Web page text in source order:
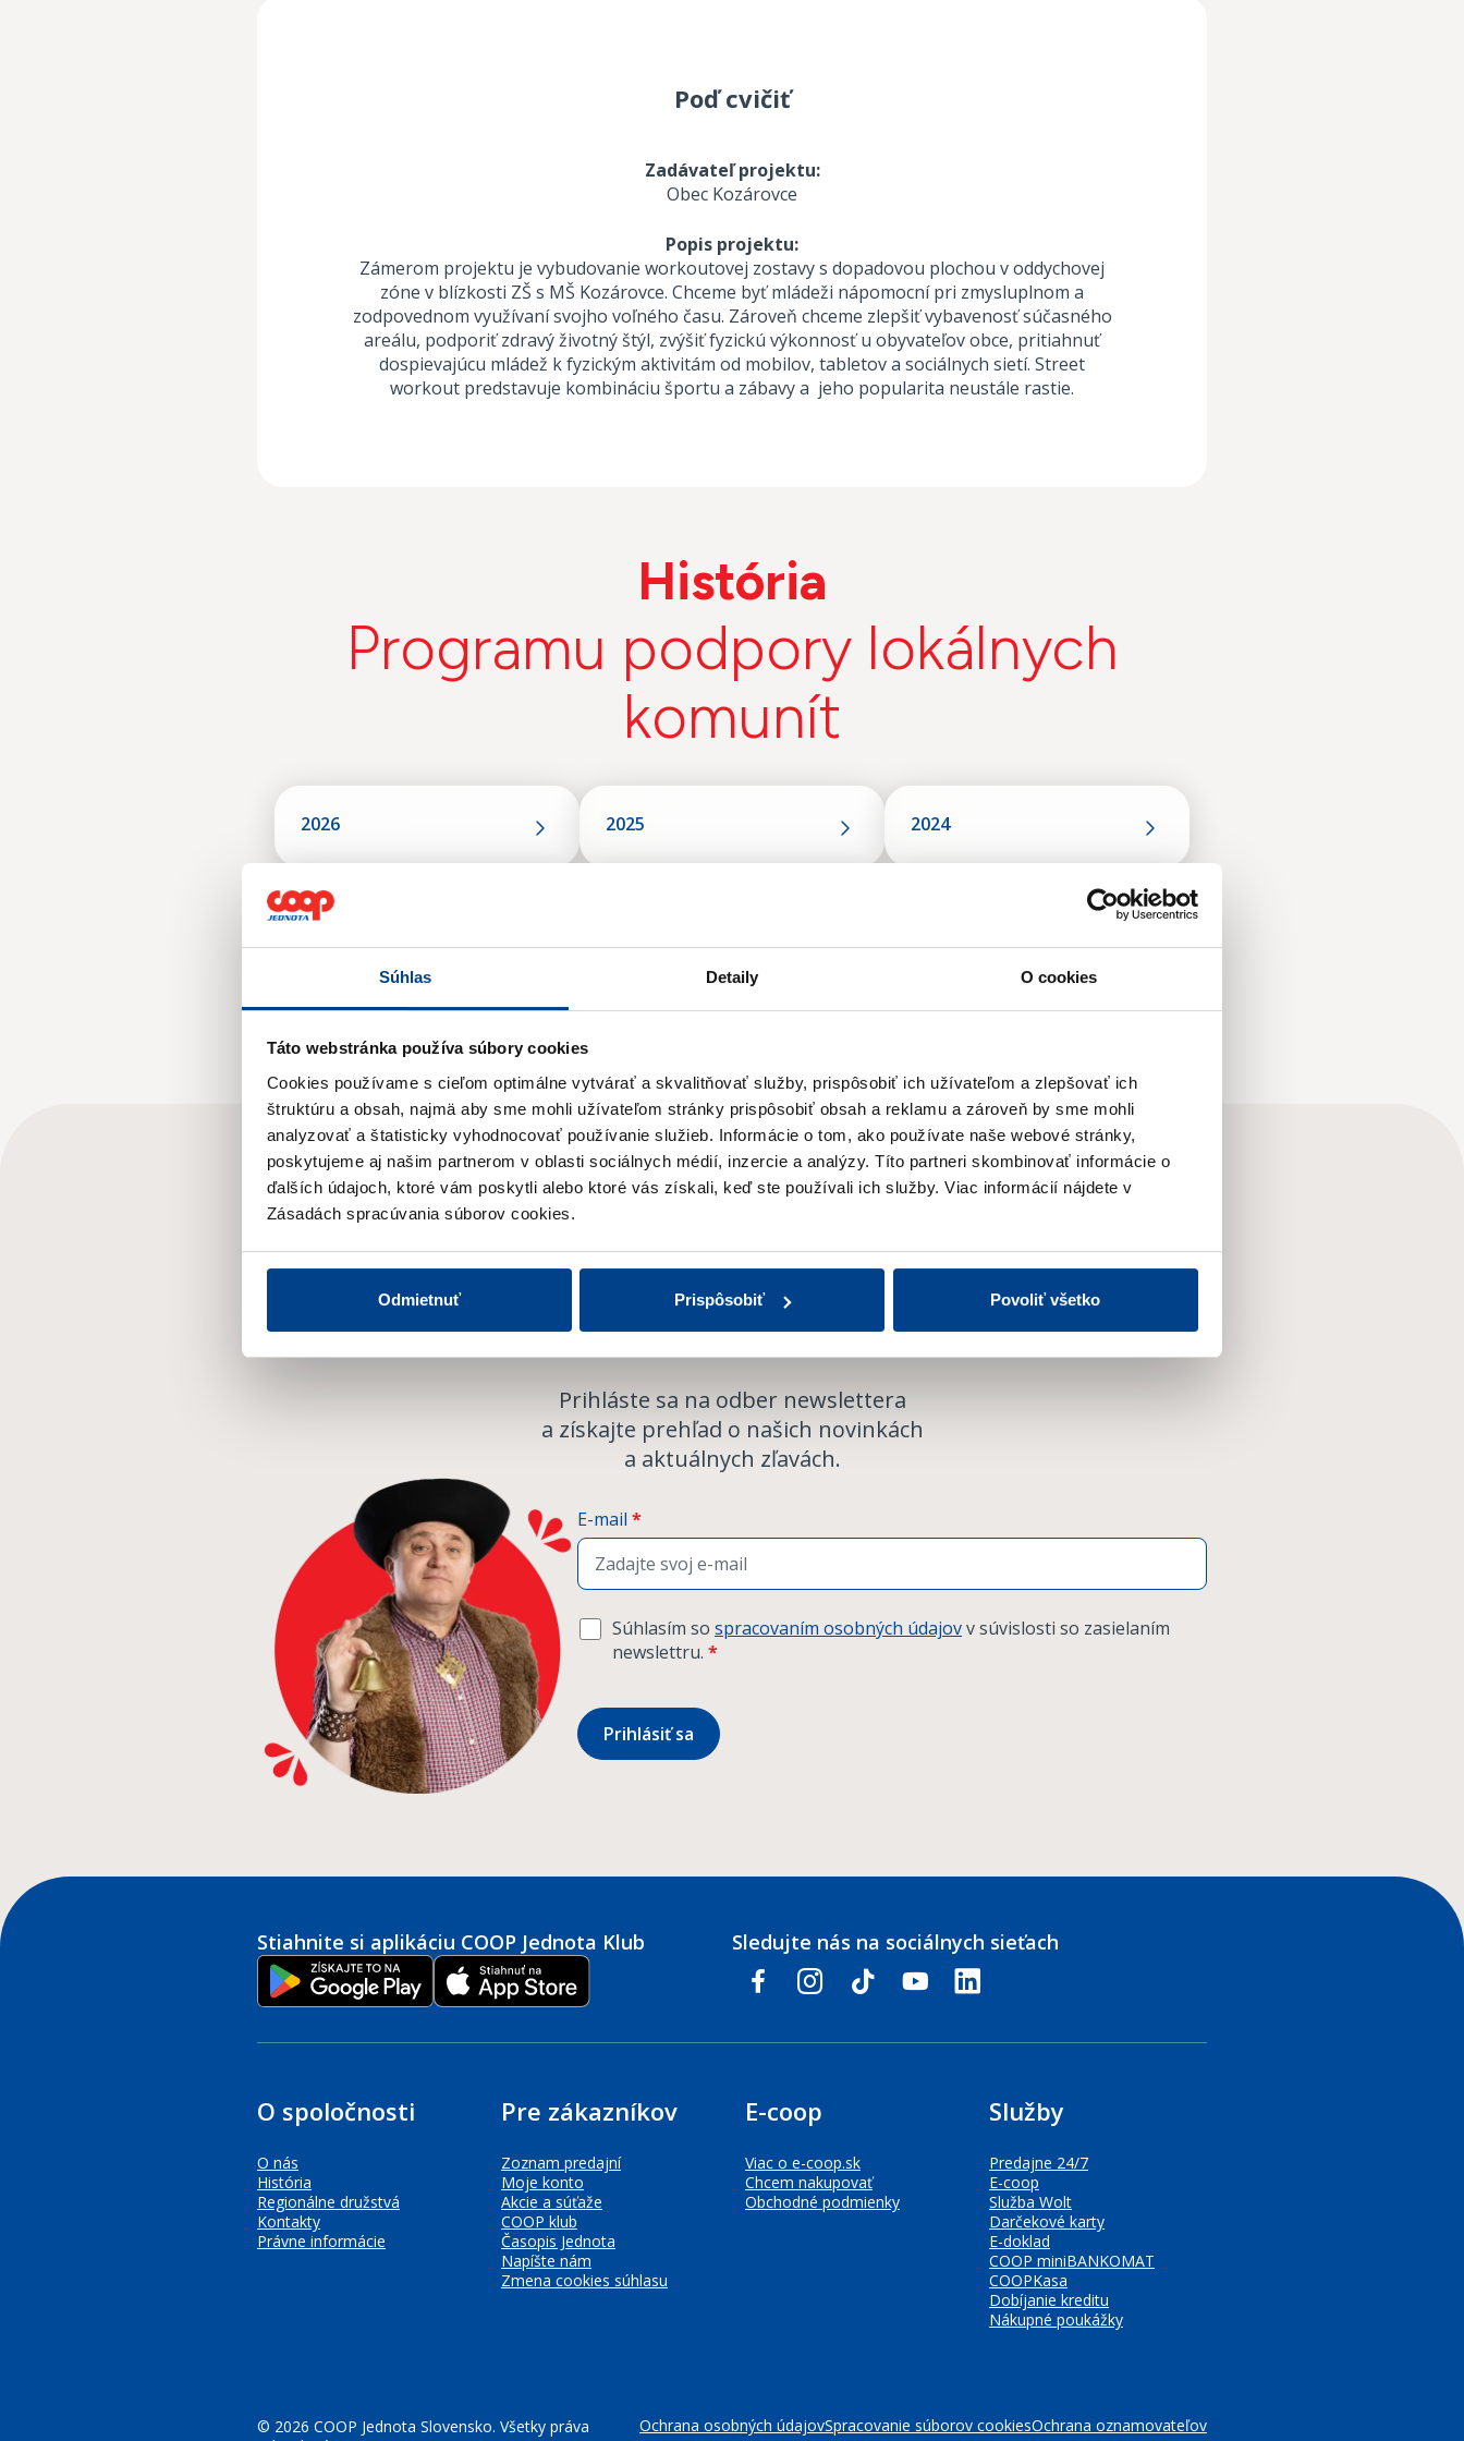
Súhlas Detaily O cookies
Táto webstránka používa súbory cookies
Cookies používame s cieľom optimálne vytvárať a skvalitňovať služby, prispôsobiť ich užívateľom a zlepšovať ich
štruktúru a obsah, najmä aby sme mohli užívateľom stránky prispôsobiť obsah a reklamu a zároveň by sme mohli
analyzovať a štatisticky vyhodnocovať používanie služieb. Informácie o tom, ako používate naše webové stránky,
poskytujeme aj našim partnerom v oblasti sociálnych médií, inzercie a analýzy. Títo partneri skombinovať informácie o
ďalších údajoch, ktoré vám poskytli alebo ktoré vás získali, keď ste používali ich služby. Viac informácií nájdete v
Zásadách spracúvania súborov cookies.
Odmietnuť Prispôsobiť Povoliť všetko
Poď cvičiť
Zadávateľ projektu:
Obec Kozárovce
Popis projektu:
Zámerom projektu je vybudovanie workoutovej zostavy s dopadovou plochou v oddychovej
zóne v blízkosti ZŠ s MŠ Kozárovce. Chceme byť mládeži nápomocní pri zmysluplnom a
zodpovednom využívaní svojho voľného času. Zároveň chceme zlepšiť vybavenosť súčasného
areálu, podporiť zdravý životný štýl, zvýšiť fyzickú výkonnosť u obyvateľov obce, pritiahnuť
dospievajúcu mládež k fyzickým aktivitám od mobilov, tabletov a sociálnych sietí. Street
workout predstavuje kombináciu športu a zábavy a jeho popularita neustále rastie.
História
Programu podpory lokálnych
komunít
2026 2025 2024
2023
Novinky
Prihláste sa na odber newslettera
a získajte prehľad o našich novinkách
a aktuálnych zľavách.
E-mail *
Súhlasím so spracovaním osobných údajovv súvislosti so zasielaním
newslettru. *
Prihlásiť sa
Stiahnite si aplikáciu COOP Jednota Klub Sledujte nás na sociálnych sieťach
facebookinstagram
tiktok youtubelinkedin
© 2026 COOP Jednota Slovensko. Všetky práva
Ochrana osobných údajovSpracovanie súborov cookiesOchrana oznamovateľov
O spoločnosti
O nás
História
Regionálne družstvá
Kontakty
Právne informácie
Pre zákazníkov
Zoznam predajní
Moje konto
Akcie a súťaže
COOP klub
Časopis Jednota
Napíšte nám
Zmena cookies súhlasu
E-coop
Viac o e-coop.sk
Chcem nakupovať
Obchodné podmienky
Služby
Predajne 24/7
E-coop
Služba Wolt
Darčekové karty
E-doklad
COOP miniBANKOMAT
COOPKasa
Dobíjanie kreditu
Nákupné poukážky